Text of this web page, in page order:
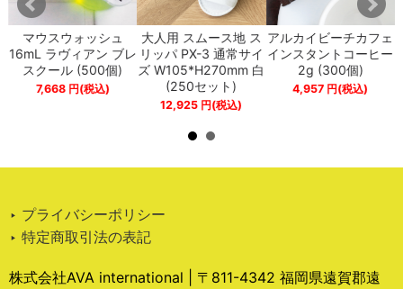
マウスウォッシュ
16mL ラヴィアン ブレ
スクール (500個)
7,668円(税込)
大人用 スムース地 ス
リッパ PX-3 通常サイ
ズ W105*H270mm 白
(250セット)
12,925 円(税込)
アルカイビーチカフェ
インスタントコーヒー
2g (300個)
4,957 円(税込)
‣ プライバシーポリシー
‣ 特定商取引法の表記
株式会社AVA international | 〒811-4342 福岡県遠賀郡遠